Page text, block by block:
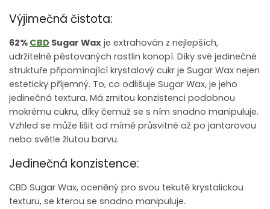
Výjimečná čistota:
62% CBD Sugar Wax je extrahován z nejlepších,
udržitelně pěstovaných rostlin konopí. Díky své jedinečné
struktuře připomínající krystalový cukr je Sugar Wax nejen
esteticky příjemný. To, co odlišuje Sugar Wax, je jeho
jedinečná textura. Má zrnitou konzistenci podobnou
mokrému cukru, díky čemuž se s ním snadno manipuluje.
Vzhled se může lišit od mírně průsvitné až po jantarovou
nebo světle žlutou barvu.
Jedinečná konzistence:
CBD Sugar Wax, oceněný pro svou tekutě krystalickou
texturu, se kterou se snadno manipuluje.